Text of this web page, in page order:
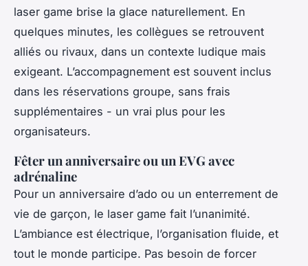
laser game brise la glace naturellement. En
quelques minutes, les collègues se retrouvent
alliés ou rivaux, dans un contexte ludique mais
exigeant. L’accompagnement est souvent inclus
dans les réservations groupe, sans frais
supplémentaires - un vrai plus pour les
organisateurs.
Fêter un anniversaire ou un EVG avec
adrénaline
Pour un anniversaire d’ado ou un enterrement de
vie de garçon, le laser game fait l’unanimité.
L’ambiance est électrique, l’organisation fluide, et
tout le monde participe. Pas besoin de forcer